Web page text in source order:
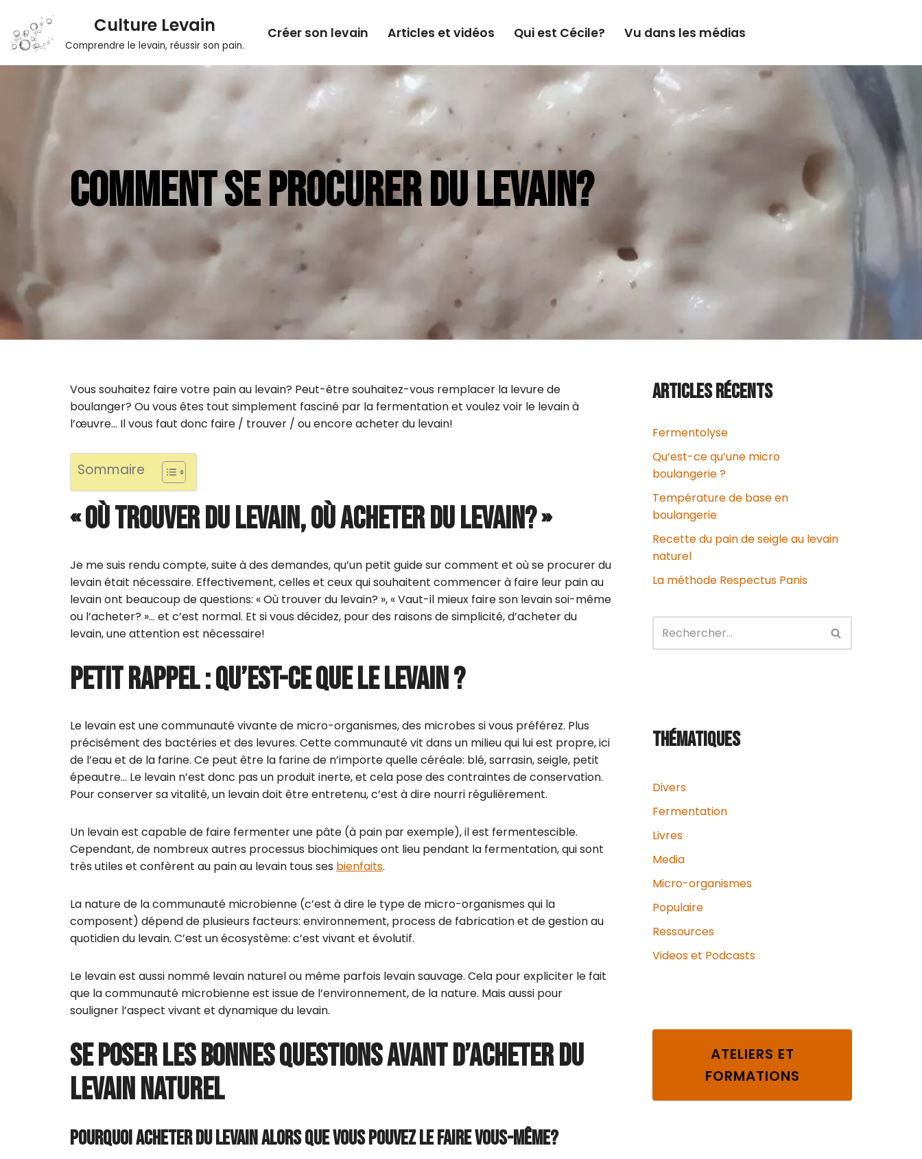
Aller
au
Culture Levain
Comprendre le levain, réussir son pain.
Créer son levain Articles et vidéos Qui est Cécile? Vu dans les médias
COMMENT SE PROCURER DU LEVAIN?
Vous souhaitez faire votre pain au levain? Peut-être souhaitez-vous remplacer la levure de
boulanger? Ou vous êtes tout simplement fasciné par la fermentation et voulez voir le levain à
l’œuvre… Il vous faut donc faire / trouver / ou encore acheter du levain!
Sommaire
« OÙ TROUVER DU LEVAIN, OÙ ACHETER DU LEVAIN? »
Je me suis rendu compte, suite à des demandes, qu’un petit guide sur comment et où se procurer du
levain était nécessaire. Effectivement, celles et ceux qui souhaitent commencer à faire leur pain au
levain ont beaucoup de questions: « Où trouver du levain? », « Vaut-il mieux faire son levain soi-même
ou l’acheter? »… et c’est normal. Et si vous décidez, pour des raisons de simplicité, d’acheter du
levain, une attention est nécessaire!
PETIT RAPPEL : QU’EST-CE QUE LE LEVAIN ?
Le levain est une communauté vivante de micro-organismes, des microbes si vous préférez. Plus
précisément des bactéries et des levures. Cette communauté vit dans un milieu qui lui est propre, ici
de l’eau et de la farine. Ce peut être la farine de n’importe quelle céréale: blé, sarrasin, seigle, petit
épeautre… Le levain n’est donc pas un produit inerte, et cela pose des contraintes de conservation.
Pour conserver sa vitalité, un levain doit être entretenu, c’est à dire nourri régulièrement.
Un levain est capable de faire fermenter une pâte (à pain par exemple), il est fermentescible.
Cependant, de nombreux autres processus biochimiques ont lieu pendant la fermentation, qui sont
très utiles et confèrent au pain au levain tous ses bienfaits.
La nature de la communauté microbienne (c’est à dire le type de micro-organismes qui la
composent) dépend de plusieurs facteurs: environnement, process de fabrication et de gestion au
quotidien du levain. C’est un écosystème: c’est vivant et évolutif.
Le levain est aussi nommé levain naturel ou même parfois levain sauvage. Cela pour expliciter le fait
que la communauté microbienne est issue de l’environnement, de la nature. Mais aussi pour
souligner l’aspect vivant et dynamique du levain.
SE POSER LES BONNES QUESTIONS AVANT D’ACHETER DU
LEVAIN NATUREL
POURQUOI ACHETER DU LEVAIN ALORS QUE VOUS POUVEZ LE FAIRE VOUS-MÊME?
ARTICLES RÉCENTS
Fermentolyse
Qu’est-ce qu’une micro
boulangerie ?
Température de base en
boulangerie
Recette du pain de seigle au levain
naturel
La méthode Respectus Panis
THÉMATIQUES
Divers
Fermentation
Livres
Media
Micro-organismes
Populaire
Ressources
Videos et Podcasts
ATELIERS ET
FORMATIONS